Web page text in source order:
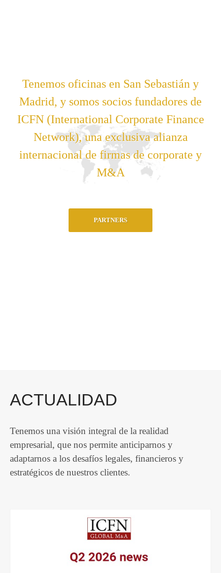
Tenemos oficinas en San Sebastián y
Madrid, y somos socios fundadores de
ICFN (International Corporate Finance
Network), una exclusiva alianza
internacional de firmas de corporate y
M&A
PARTNERS
ACTUALIDAD
Tenemos una visión integral de la realidad
empresarial, que nos permite anticiparnos y
adaptarnos a los desafíos legales, financieros y
estratégicos de nuestros clientes.